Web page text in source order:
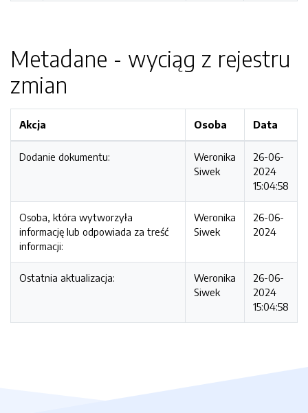
Metadane - wyciąg z rejestru
zmian
Akcja Osoba Data
Dodanie dokumentu:
Weronika
Siwek
26-06-
2024
15:04:58
Osoba, która wytworzyła
informację lub odpowiada za treść
informacji:
Weronika
Siwek
26-06-
2024
Ostatnia aktualizacja:
Weronika
Siwek
26-06-
2024
15:04:58